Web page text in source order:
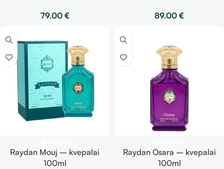
priežiūros rinkinys – kūno
79.00 €
rinkinys – šveitiklis, aliejus,
89.00 €
Raydan Mouj – kvepalai
100ml
Raydan Osara – kvepalai
100ml